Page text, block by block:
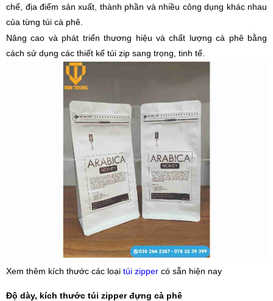
chế, địa điểm sản xuất, thành phần và nhiều công dụng khác nhau
của từng túi cà phê.
Nâng cao và phát triển thương hiệu và chất lượng cà phê bằng
cách sử dụng các thiết kế túi zip sang trọng, tinh tế.
Xem thêm kích thước các loại túi zipper có sẵn hiện nay
Độ dày, kích thước túi zipper đựng cà phê